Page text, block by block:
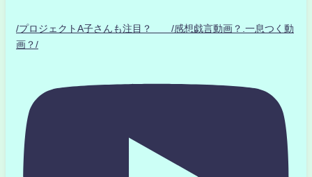
/プロジェクトA子さんも注目？ /感想戯言動画？.一息つく動
画？/